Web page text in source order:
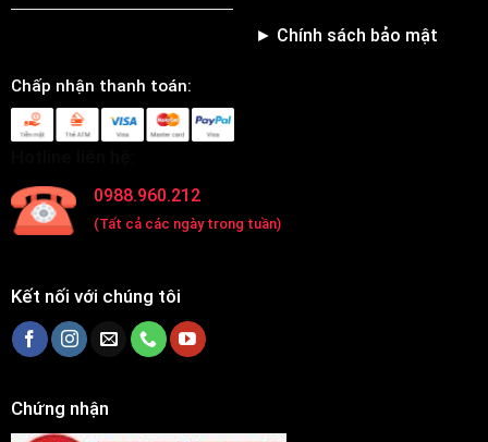
► Chính sách bảo mật
Chấp nhận thanh toán:
0988.960.212
(Tất cả các ngày trong tuần)
Kết nối với chúng tôi
Chứng nhận